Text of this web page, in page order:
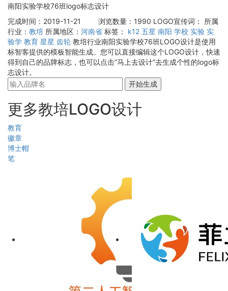
南阳实验学校76班logo标志设计
完成时间：2019-11-21
浏览数量：1990 LOGO宣传词：
所属
行业： 教培 所属地区： 河南省 标签： k12 五星 南阳 学校 实验 实
验学 教育 星星 齿轮 教培行业南阳实验学校76班LOGO设计是使用
标智客提供的模板智能生成。您可以直接编辑这个LOGO设计，快速
得到自己的品牌标志，也可以点击“马上去设计”去生成个性的logo标
志设计。
开始生成
更多教培LOGO设计
教育
徽章
博士帽
笔